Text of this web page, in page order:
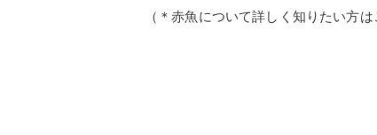
（＊赤魚について詳しく知りたい方